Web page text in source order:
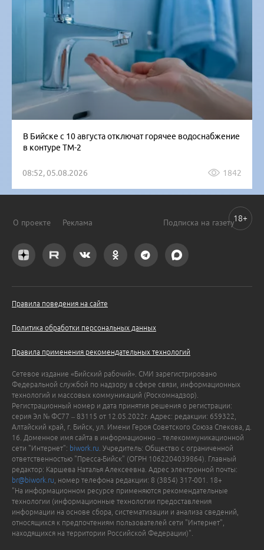
В Бийске с 10 августа отключат горячее водоснабжение
в контуре ТМ-2
08:52, 05.08.2026 1842
О проекте Реклама Подписка на газету
Правила поведения на сайте
Политика обработки персональных данных
Правила применения рекомендательных технологий
Сетевое издание «Бийский рабочий». СМИ зарегистрировано
Федеральной службой по надзору в сфере связи, информационных
технологий и массовых коммуникаций (Роскомнадзор).
Регистрационный номер и дата принятия решения о регистрации:
серия Эл № ФС77 – 83115 от 12.05.2022г. Адрес: редакции: 659322,
Алтайский край, г. Бийск, ул. Имени Героя Советского Союза Спекова, д.
16. Доменное имя сайта в информационно – телекоммуникационной
сети "Интернет": biwork.ru . Учредитель: Общество с ограниченной
ответственностью "Пресса-Бийск" (ОГРН 1062204039864). Главный
редактор: Каршева Наталья Алексеевна. Адрес электронной почты:
br@biwork.ru , номер телефона редакции: 8 (3854) 317-001. 18+
"На информационном ресурсе применяются рекомендательные
технологии (информационные технологии предоставления
информации на основе сбора, систематизации и анализа сведений,
относящихся к предпочтениям пользователей сети "Интернет",
находящихся на территории Российской Федерации)".
18+